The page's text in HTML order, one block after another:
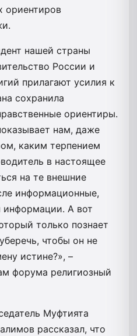
ориентиров
нашей страны
России и
прилагают усилия к
сохранила
ориентиры.
нам, даже
каким терпением
в настоящее
на те внешние
информационные,
А вот
только познает
чтобы он не
истине?», –
форума религиозный
Муфтията
рассказал, что